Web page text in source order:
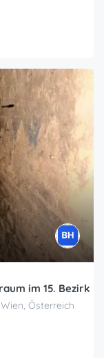
im 15. Bezirk
Österreich